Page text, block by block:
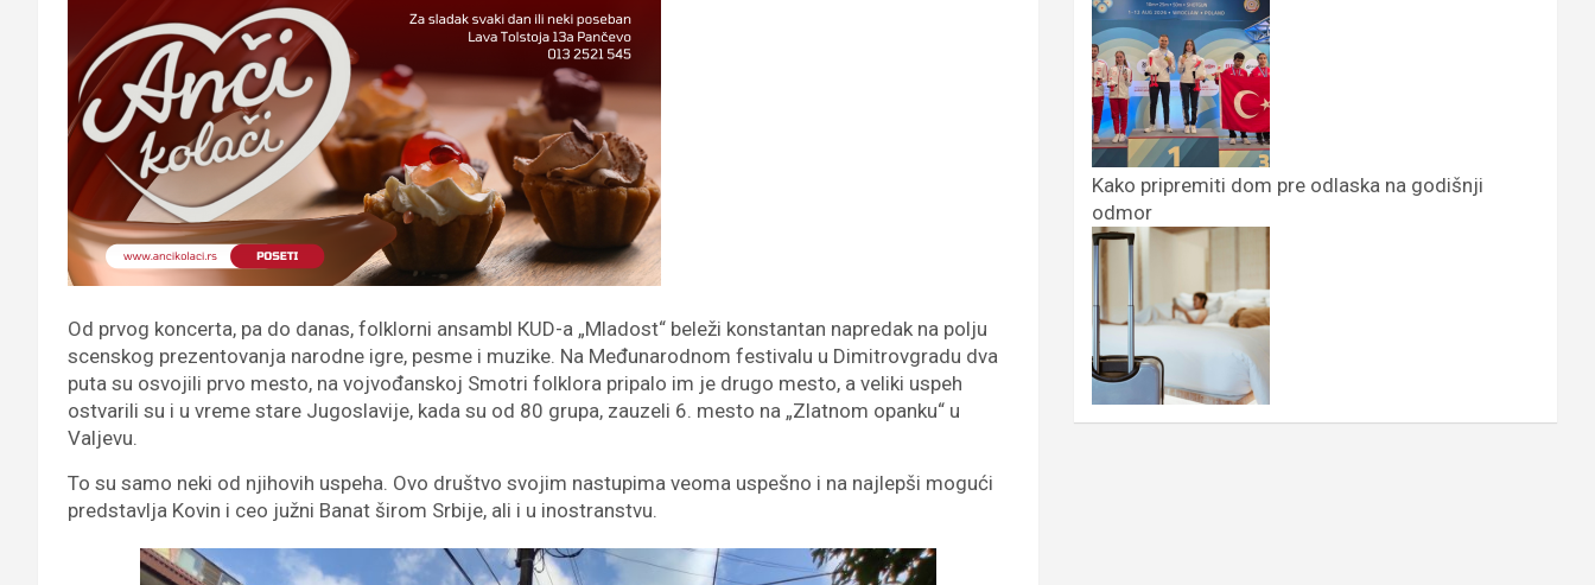
Od prvog koncerta, pa do danas, folklorni ansambl КUD-a „Mladost“ beleži konstantan napredak na polju
scenskog prezentovanja narodne igre, pesme i muzike. Na Međunarodnom festivalu u Dimitrovgradu dva
puta su osvojili prvo mesto, na vojvođanskoj Smotri folklora pripalo im je drugo mesto, a veliki uspeh
ostvarili su i u vreme stare Jugoslavije, kada su od 80 grupa, zauzeli 6. mesto na „Zlatnom opanku“ u
Valjevu.
To su samo neki od njihovih uspeha. Ovo društvo svojim nastupima veoma uspešno i na najlepši mogući
predstavlja Kovin i ceo južni Banat širom Srbije, ali i u inostranstvu.
Kako pripremiti dom pre odlaska na godišnji
odmor